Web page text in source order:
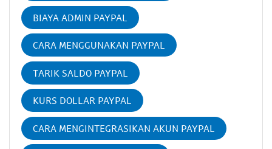
BIAYA ADMIN PAYPAL
CARA MENGGUNAKAN PAYPAL
TARIK SALDO PAYPAL
KURS DOLLAR PAYPAL
CARA MENGINTEGRASIKAN AKUN PAYPAL